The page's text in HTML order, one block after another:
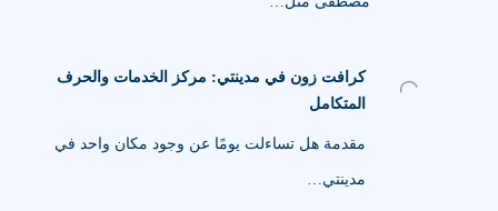
كرافت زون في مدينتي: مركز الخدمات والحرف
المتكامل
مقدمة هل تساءلت يومًا عن وجود مكان واحد في
مدينتي…